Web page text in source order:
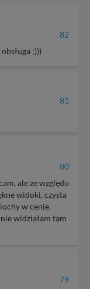
82
:)))
81
80
ale ze względu
widoki, czysta
w cenie,
widziałam tam
79